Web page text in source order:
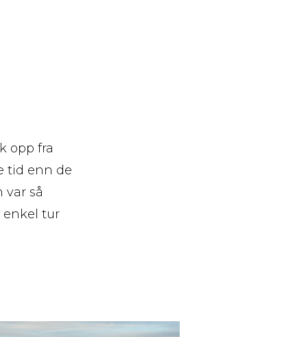
opp fra
tid enn de
var så
enkel tur